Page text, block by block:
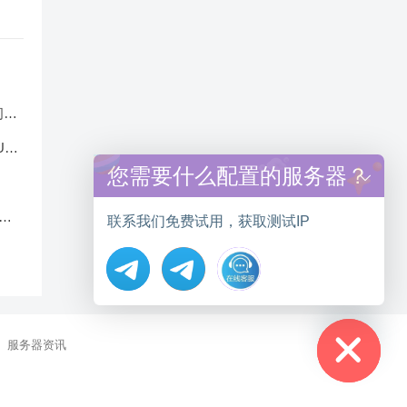
选
服务器资讯
Hide chaty
您需要什么配置的服务器？
联系我们免费试用，获取测试IP